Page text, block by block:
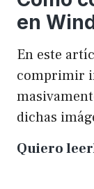
en
En este
comprimir
dichas
Quiero